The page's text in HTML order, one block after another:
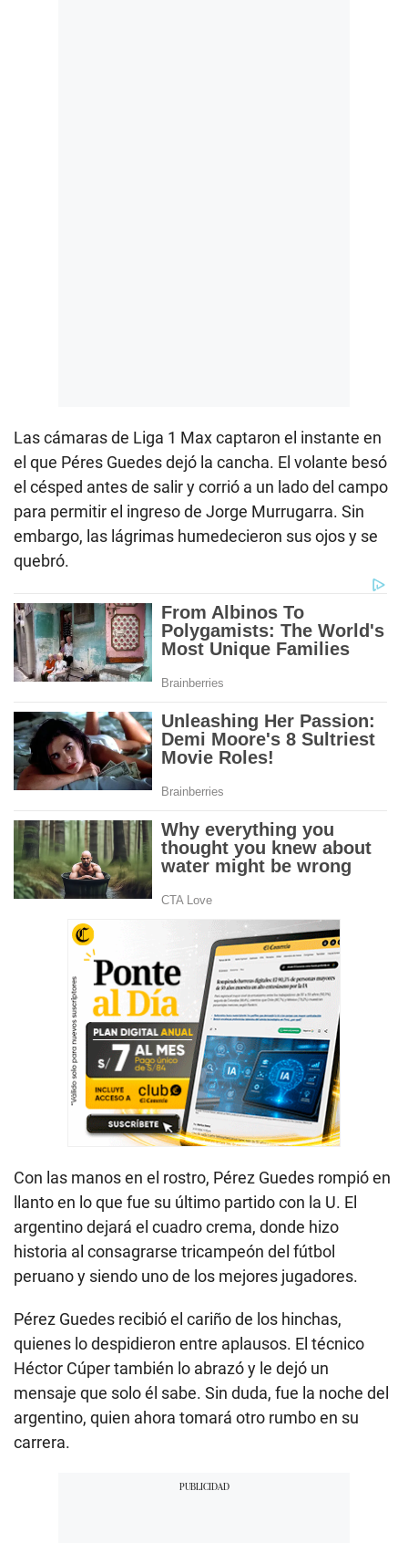
Las cámaras de Liga 1 Max captaron el instante en
el que Péres Guedes dejó la cancha. El volante besó
el césped antes de salir y corrió a un lado del campo
para permitir el ingreso de Jorge Murrugarra. Sin
embargo, las lágrimas humedecieron sus ojos y se
quebró.
Con las manos en el rostro, Pérez Guedes rompió en
llanto en lo que fue su último partido con la U. El
argentino dejará el cuadro crema, donde hizo
historia al consagrarse tricampeón del fútbol
peruano y siendo uno de los mejores jugadores.
Pérez Guedes recibió el cariño de los hinchas,
quienes lo despidieron entre aplausos. El técnico
Héctor Cúper también lo abrazó y le dejó un
mensaje que solo él sabe. Sin duda, fue la noche del
argentino, quien ahora tomará otro rumbo en su
carrera.